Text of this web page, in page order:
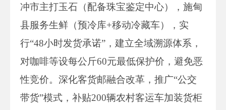
冲市主打玉石（配备珠宝鉴定中心），施甸
县服务生鲜（预冷库+移动冷藏车），实
行“48小时发货承诺”，建立全域溯源体系，
对咖啡等设每公斤60元最低保护价，避免恶
性竞价。深化客货邮融合改革，推广“公交
带货”模式，补贴200辆农村客运车加装货柜